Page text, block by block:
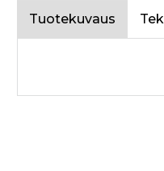
Tuotekuvaus